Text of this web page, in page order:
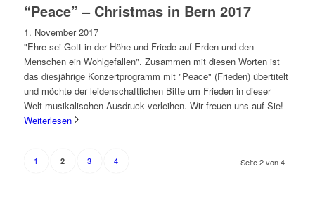
“Peace” – Christmas in Bern 2017
1. November 2017
"Ehre sei Gott in der Höhe und Friede auf Erden und den
Menschen ein Wohlgefallen". Zusammen mit diesen Worten ist
das diesjährige Konzertprogramm mit "Peace" (Frieden) übertitelt
und möchte der leidenschaftlichen Bitte um Frieden in dieser
Welt musikalischen Ausdruck verleihen. Wir freuen uns auf Sie!
Weiterlesen
Seite 2 von 4
1 2 3 4